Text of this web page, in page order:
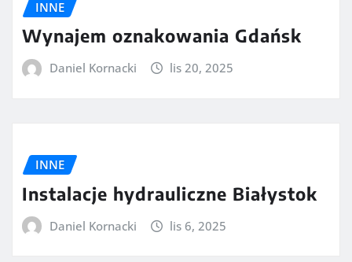
INNE
Wynajem oznakowania Gdańsk
Daniel Kornacki lis 20, 2025
INNE
Instalacje hydrauliczne Białystok
Daniel Kornacki lis 6, 2025